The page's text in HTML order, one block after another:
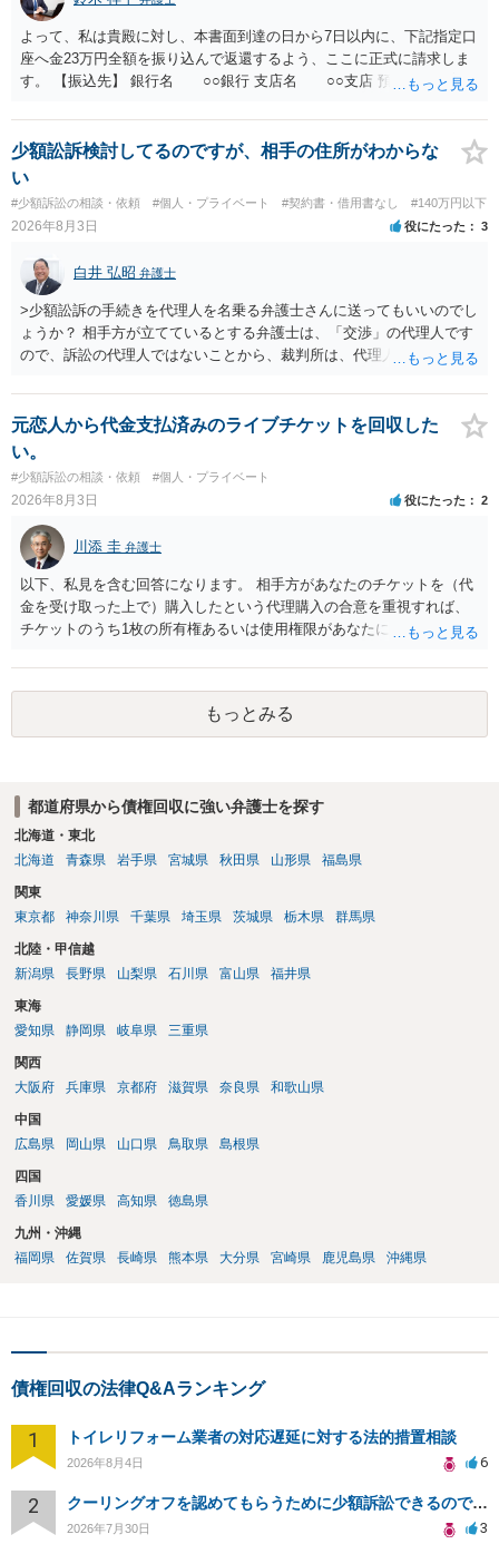
よって、私は貴殿に対し、本書面到達の日から7日以内に、下記指定口
座へ金23万円全額を振り込んで返還するよう、ここに正式に請求しま
す。 【振込先】 銀行名 ○○銀行 支店名 ○○支店 預金種別 普通
されない場合には、貴殿には任意に返金する意思がないものと判断
し、やむを得ず、返還金23万円及びこれに対する遅延損害金の支払い
を求める民事訴訟、支払督促その他必要な法的手続を直ちに講じま
いても併せて請求する予定ですので、あらかじめ申し添えます。 本件
は、貴殿自らが契約を解約したことによって生じた返還義務の履行を
求めるものにすぎません。貴殿の仕入先との取引関係や返金時期など
の内部事情は、私に対する返還義務の発生や履行時期には何ら影響を
及ぼすものではありません。 これ以上、本件の解決を不必要に遅延さ
せることなく、誠意をもって速やかに返金手続を履行されるよう、強
く求めます。 以上
少額訟訴検討してるのですが、相手の住所がわからな
い
#少額訴訟の相談・依頼 #個人・プライベート #契約書・借用書なし #140万円以下
2026年8月3日 役にたった 3
白井 弘昭 弁護士
>少額訟訴の手続きを代理人を名乗る弁護士さんに送ってもいいのでし
ょうか？ 相手方が立てているとする弁護士は、「交渉」の代理人です
ので、訴訟の代理人ではないことから、裁判所は、代理人宛ての訴状
ている場合は、相手方（被告）の住所で訴状を作成提出し、裁判所に
代理人が就いていたことを知らせると（訴状の記載内容から明らかな
場合も）、裁判所が当該代理人弁護士に事前連絡し、引き続き訴訟も
受任するかを聞いたうえで、受任の意志が明らかになったところで、
直接被告に送達するのではなく、代理人に訴状の受領を促すこともあ
ります。 ラインのやり取りでしか証拠がないと、実際の本人性が明ら
かではありません。もちろん弁護士（２０万円の請求で代理人弁護士
に委任するかも疑わしいのですが）も住所は明らかにしないでしょ
う。 何か本人を示す事実（振込先などの情報）から、相手の住所等の
情報を割り出していくしかないように思えます。 以上、ご参考まで。
元恋人から代金支払済みのライブチケットを回収した
い。
#少額訴訟の相談・依頼 #個人・プライベート
2026年8月3日 役にたった 2
川添 圭 弁護士
以下、私見を含む回答になります。 相手方があなたのチケットを（代
金を受け取った上で）購入したという代理購入の合意を重視すれば、
チケットのうち1枚の所有権あるいは使用権限があなたにあり、チケッ
す。 一方、このチケット購入には「相手方と一緒に行く」という合意
も付随していたことを無視することができません。こちらを重視すれ
ば、交際を終了させたことにより「一緒に行く」という結果の実現に
重大な障害が発生しており、当然にチケットを引き渡すべきといえる
えば、当該チケットが座席指定である場合、交際を解消した2人が当日
隣り合わせになることは避けたいという心理が働くことも無理からぬ
ところです。一方、チケットがエリア指定のアリーナ席であれば隣り
あったり特別席であったりすれば、判断は変わってくるかもしれませ
ん。当該チケットがチケット転売防止法に規定する特定興行入場券に
該当し、券面上使用者が指定されている場合には、チケット引渡し以
法的には「当事者の合理的意思」がどこにあるのかを追求した解決が
必要になると思われます。なかなか難しい問題なので、弁護士によっ
ても回答は異なるかもしれません。
もっとみる
都道府県から債権回収に強い弁護士を探す
北海道・東北
北海道
青森県 岩手県 宮城県 秋田県 山形県 福島県
関東
東京都
神奈川県 千葉県 埼玉県 茨城県 栃木県 群馬県
北陸・甲信越
新潟県
長野県 山梨県 石川県 富山県 福井県
東海
愛知県
静岡県 岐阜県 三重県
関西
大阪府
兵庫県 京都府 滋賀県 奈良県 和歌山県
中国
広島県
岡山県 山口県 鳥取県 島根県
四国
香川県
愛媛県 高知県 徳島県
九州・沖縄
福岡県
佐賀県 長崎県 熊本県 大分県 宮崎県 鹿児島県 沖縄県
債権回収の法律Q&Aランキング
1 トイレリフォーム業者の対応遅延に対する法的措置相談
2026年8月4日 6
2 クーリングオフを認めてもらうために少額訴訟できるのでしょうか。
2026年7月30日 3